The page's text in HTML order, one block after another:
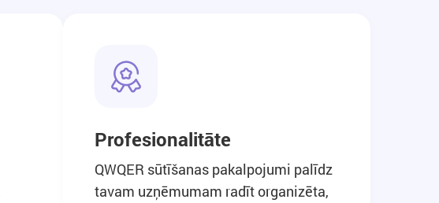
Profesionalitāte
QWQER sūtīšanas pakalpojumi palīdz
tavam uzņēmumam radīt organizēta,